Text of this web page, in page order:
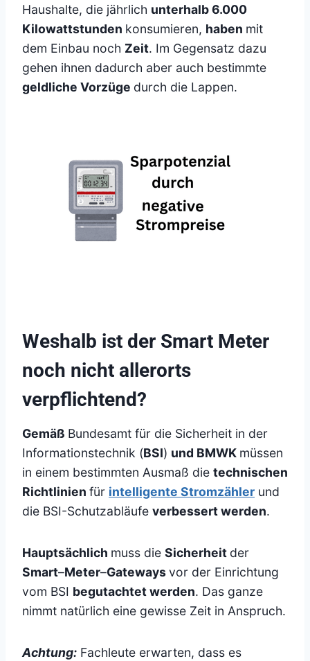
Haushalte, die jährlich unterhalb 6.000
Kilowattstunden konsumieren, haben mit
dem Einbau noch Zeit. Im Gegensatz dazu
gehen ihnen dadurch aber auch bestimmte
geldliche Vorzüge durch die Lappen.
Weshalb ist der Smart Meter
noch nicht allerorts
verpflichtend?
Gemäß Bundesamt für die Sicherheit in der
Informationstechnik (BSI) und BMWK müssen
in einem bestimmten Ausmaß die technischen
Richtlinien für intelligente Stromzähler und
die BSI-Schutzabläufe verbessert werden.
Hauptsächlich muss die Sicherheit der
Smart–Meter–Gatewaysvor der Einrichtung
vom BSI begutachtet werden. Das ganze
nimmt natürlich eine gewisse Zeit in Anspruch.
Achtung: Fachleute erwarten, dass es